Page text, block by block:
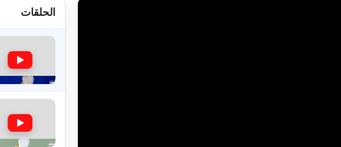
المرسلة إلى حضرة امير المؤمنين أيده الله والمكتب العربي >> المزيد
الحلقات